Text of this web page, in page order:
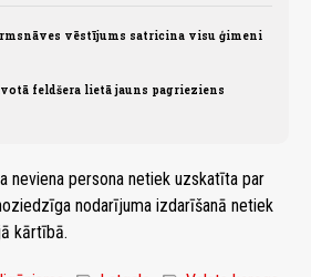
vēstījums satricina visu ģimeni
feldšera lietā jauns pagrieziens
neviena persona netiek uzskatīta par
nodarījuma izdarīšanā netiek
kārtībā.